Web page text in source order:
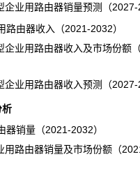
用路由器销量预测（2027-
由器收入（2021-2032）
用路由器收入及市场份额
用路由器收入预测（2027-
销量（2021-2032）
由器销量及市场份额（